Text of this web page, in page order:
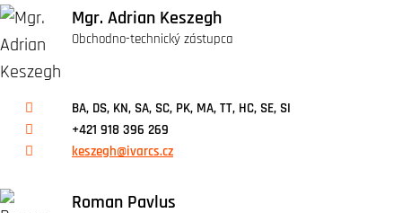
Mgr. Adrian Keszegh
Obchodno-technický zástupca
BA, DS, KN, SA, SC, PK, MA, TT, HC, SE, SI
+421 918 396 269
keszegh@ivarcs.cz
Roman Pavlus